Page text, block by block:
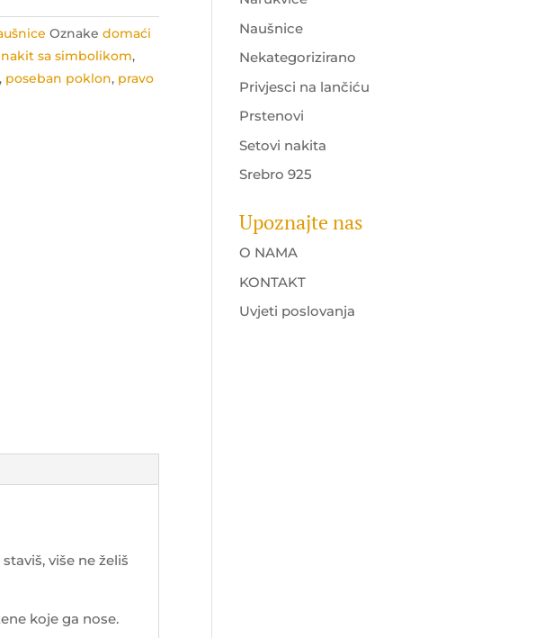
Oznakedomaći
nakit sa simbolikom,
, poseban poklon, pravo
više ne želiš
koje ga nose.
Naušnice
Nekategorizirano
Privjesci na lančiću
Prstenovi
Setovi nakita
Srebro 925
Upoznajte nas
O NAMA
KONTAKT
Uvjeti poslovanja